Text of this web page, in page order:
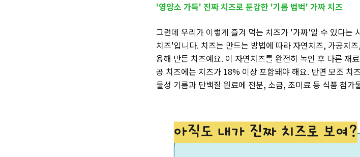
'영양소 가득' 진짜 치즈로 둔갑한 '기름 범벅' 가짜 치즈
그런데 우리가 이렇게 즐겨 먹는 치즈가 '가짜'일 수 있다는
치즈'입니다. 치즈는 만드는 방법에 따라 자연치즈, 가공치
용해 만든 치즈예요. 이 자연치즈를 완전히 녹인 후 다른 재
공 치즈에는 치즈가 18% 이상 포함돼야 해요. 반면 모조 치
물성 기름과 단백질 원료에 전분, 소금, 조미료 등 식품 첨가